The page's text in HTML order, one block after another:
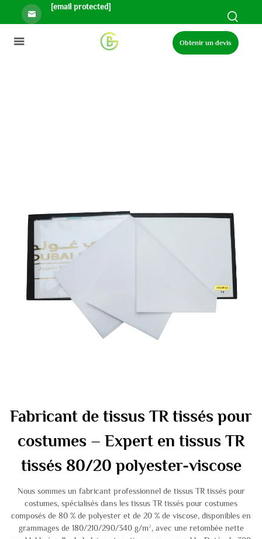
[email protected]
Obtenir un devis
Fabricant de tissus TR tissés pour
costumes – Expert en tissus TR
tissés 80/20 polyester-viscose
Nous sommes un fabricant professionnel de tissus TR tissés pour
costumes, spécialisés dans les tissus TR tissés pour costumes
composés de 80 % de polyester et de 20 % de viscose, disponibles en
grammages de 180/210/290/340 g/m², avec une retombée nette